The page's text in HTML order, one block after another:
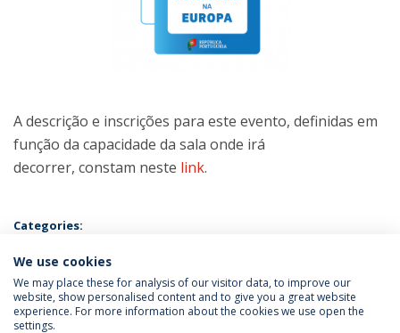
A descrição e inscrições para este evento, definidas em
função da capacidade da sala onde irá
decorrer, constam neste link.
Categories:
We use cookies
We may place these for analysis of our visitor data, to improve our
website, show personalised content and to give you a great website
experience. For more information about the cookies we use open the
settings.